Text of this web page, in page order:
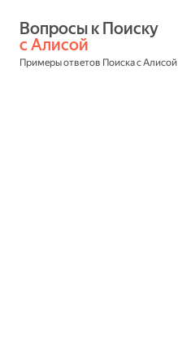
с Алисой
Примеры ответов Поиска с Алисой